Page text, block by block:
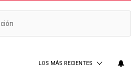
LOS MÁS RECIENTES